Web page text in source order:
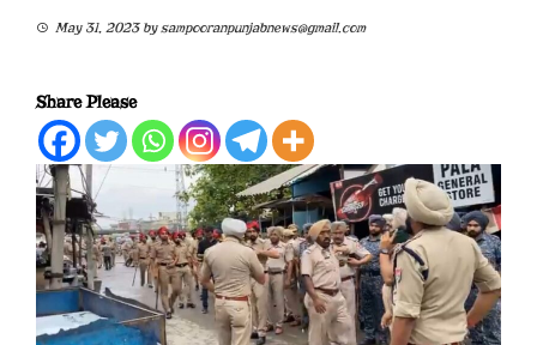
May 31, 2023bysampooranpunjabnews@gmail.com
Share Please